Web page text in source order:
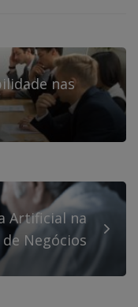
nas
Artificial na
Negócios